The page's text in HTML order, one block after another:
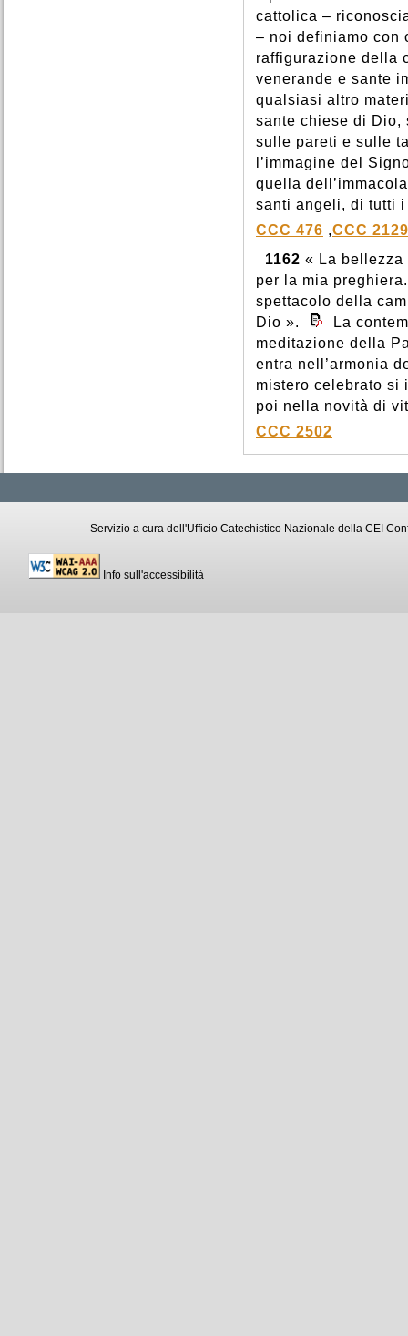
cattolica –
– noi definiamo con
raffigurazione della
venerande e sante
qualsiasi altro
sante chiese di
sulle pareti e sulle
l’immagine del
quella
santi angeli, di tutti
CCC 476 ,CCC 2129
1162 « La
per la mia
spettacolo della
Dio ».
La
meditazione della
entra nell’armonia
mistero celebrato si
poi nella novità di
CCC 2502
Servizio a cura dell'Ufficio Catechistico Nazionale della CEI
Info sull'accessibilità